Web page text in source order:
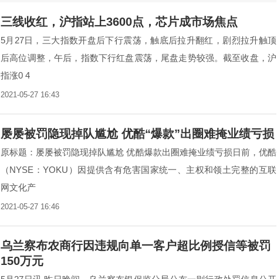
三线收红，沪指站上3600点，芯片成市场焦点
5月27日，三大指数开盘后下行震荡，触底后拉升翻红，剧烈拉升触顶
后高位调整，午后，指数下行红盘震荡，尾盘走势较强。截至收盘，沪
指涨0 4
2021-05-27 16:43
屡屡被罚隐现掉队尴尬 优酷“爆款”出圈难掩业绩亏损
原标题：屡屡被罚隐现掉队尴尬 优酷爆款出圈难掩业绩亏损日前，优酷
（NYSE：YOKU）因提供含有危害国家统一、主权和领土完整的互联
网文化产
2021-05-27 16:46
乌兰察布农商行因违规向单一客户超比例授信等被罚
150万元